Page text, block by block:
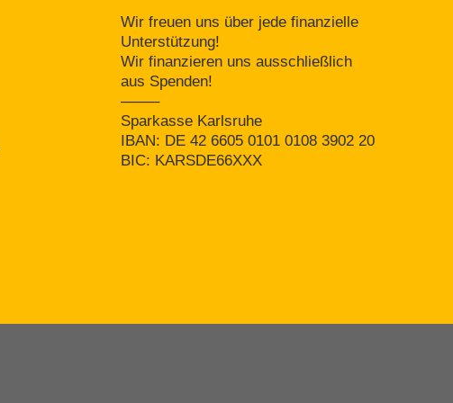
Wir freuen uns über jede finanzielle
Unterstützung!
Wir finanzieren uns ausschließlich
aus Spenden!
——–
Sparkasse Karlsruhe
IBAN: DE 42 6605 0101 0108 3902 20
BIC: KARSDE66XXX